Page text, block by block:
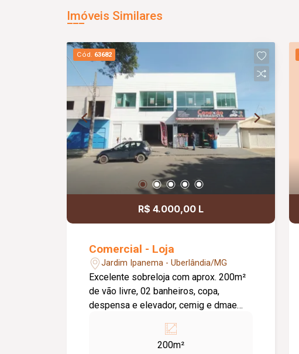
Imóveis Similares
Cód. 63682
R$ 4.000,00 L
Comercial - Loja
Jardim Ipanema - Uberlândia/MG
Excelente sobreloja com aprox. 200m²
de vão livre, 02 banheiros, copa,
despensa e elevador, cemig e dmae
200m²